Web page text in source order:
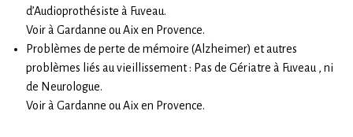
d’Audioprothésiste à Fuveau.
Voir à Gardanne ou Aix en Provence.
Problèmes de perte de mémoire (Alzheimer) et autres
problèmes liés au vieillissement : Pas de Gériatre à Fuveau , ni
de Neurologue.
Voir à Gardanne ou Aix en Provence.